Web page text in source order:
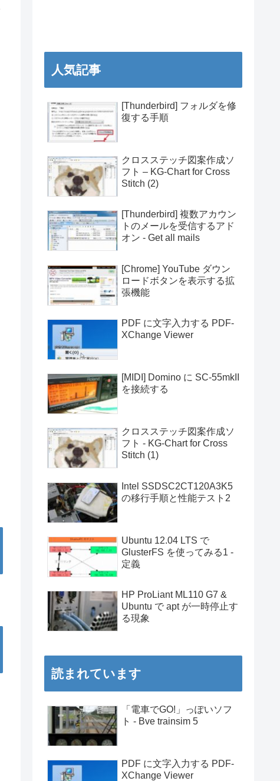
人気記事
[Thunderbird] フォルダを修
復する手順
クロスステッチ図案作成ソ
フト – KG-Chart for Cross
Stitch (2)
[Thunderbird] 複数アカウン
トのメールを受信するアド
オン - Get all mails
[Chrome] YouTube ダウン
ロードボタンを表示する拡
張機能
PDF に文字入力する PDF-
XChange Viewer
[MIDI] Domino に SC-55mkII
を接続する
クロスステッチ図案作成ソ
フト - KG-Chart for Cross
Stitch (1)
Intel SSDSC2CT120A3K5
の移行手順と性能テスト2
Ubuntu 12.04 LTS で
GlusterFS を使ってみる1 -
定義
HP ProLiant ML110 G7 &
Ubuntu で apt が一時停止す
る現象
読まれています
「電車でGO!」っぽいソフ
ト - Bve trainsim 5
PDF に文字入力する PDF-
XChange Viewer